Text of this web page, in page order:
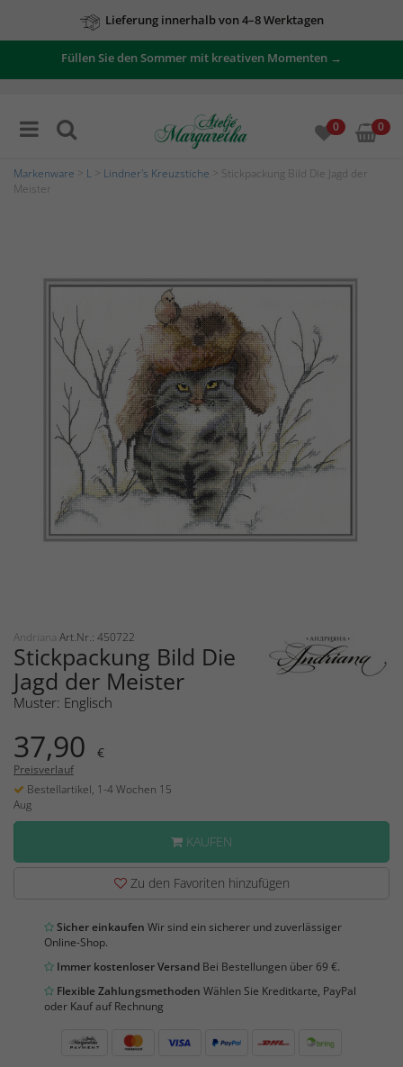
Lieferung innerhalb von 4–8 Werktagen
Füllen Sie den Sommer mit kreativen Momenten →
0 0
Markenware L Lindner's Kreuzstiche > Stickpackung Bild Die Jagd der
Meister
Andriana Art.Nr.: 450722
Stickpackung Bild Die
Jagd der Meister
Muster: Englisch
37,90 €
Preisverlauf
Bestellartikel, 1-4 Wochen 15
Aug
KAUFEN
Zu den Favoriten hinzufügen
Sicher einkaufen Wir sind ein sicherer und zuverlässiger
Online-Shop.
Immer kostenloser Versand Bei Bestellungen über 69 €.
Flexible Zahlungsmethoden Wählen Sie Kreditkarte, PayPal
oder Kauf auf Rechnung